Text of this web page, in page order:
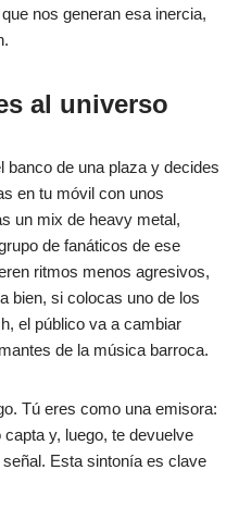
nos generan esa inercia,
al universo
banco de una plaza y decides
en tu móvil con unos
un mix de heavy metal,
de fanáticos de ese
ritmos menos agresivos,
bien, si colocas uno de los
el público va a cambiar
de la música barroca.
Tú eres como una emisora:
y, luego, te devuelve
Esta sintonía es clave